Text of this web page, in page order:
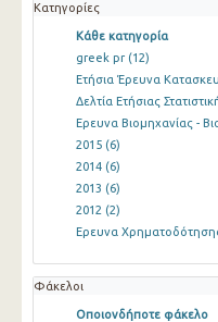
Κατηγορίες
Κάθε κατηγορία
greek pr (12)
Ετήσια Έρευνα
Δελτία Ετήσιας
Ερευνα Βιομηχανίας -
2015 (6)
2014 (6)
2013 (6)
2012 (2)
Ερευνα
Φάκελοι
Οποιονδήποτε φάκελο